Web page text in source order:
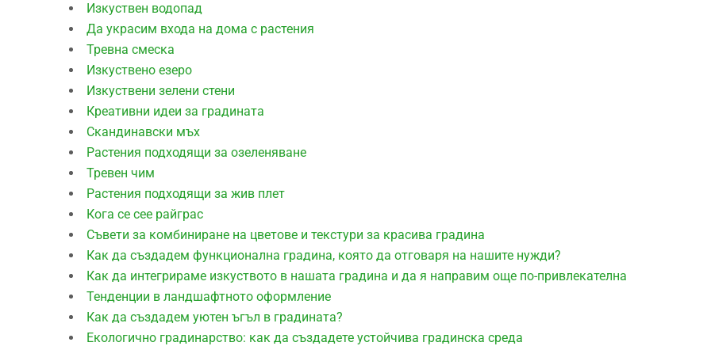
Изкуствен водопад
Да украсим входа на дома с растения
Тревна смеска
Изкуствено езеро
Изкуствени зелени стени
Креативни идеи за градината
Скандинавски мъх
Растения подходящи за озеленяване
Тревен чим
Растения подходящи за жив плет
Кога се сее райграс
Съвети за комбиниране на цветове и текстури за красива градина
Как да създадем функционална градина, която да отговаря на нашите нужди?
Как да интегрираме изкуството в нашата градина и да я направим още по-привлекателна
Тенденции в ландшафтното оформление
Как да създадем уютен ъгъл в градината?
Екологично градинарство: как да създадете устойчива градинска среда